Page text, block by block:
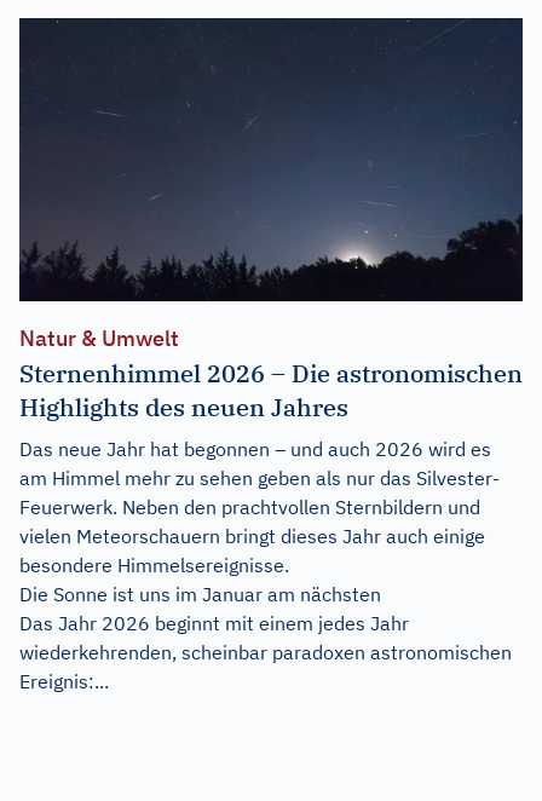
Natur & Umwelt
Sternenhimmel 2026 – Die astronomischen
Highlights des neuen Jahres
Das neue Jahr hat begonnen – und auch 2026 wird es
am Himmel mehr zu sehen geben als nur das Silvester-
Feuerwerk. Neben den prachtvollen Sternbildern und
vielen Meteorschauern bringt dieses Jahr auch einige
besondere Himmelsereignisse.
Die Sonne ist uns im Januar am nächsten
Das Jahr 2026 beginnt mit einem jedes Jahr
wiederkehrenden, scheinbar paradoxen astronomischen
Ereignis:...